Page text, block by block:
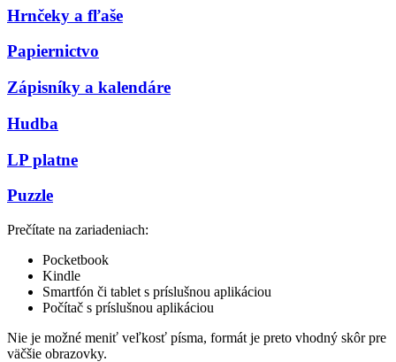
Hrnčeky a fľaše
Papiernictvo
Zápisníky a kalendáre
Hudba
LP platne
Puzzle
Prečítate na zariadeniach:
Pocketbook
Kindle
Smartfón či tablet s príslušnou aplikáciou
Počítač s príslušnou aplikáciou
Nie je možné meniť veľkosť písma, formát je preto vhodný skôr pre
väčšie obrazovky.